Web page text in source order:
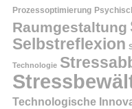
Prozessoptimierung
Raumgestaltung
Selbstreflexion
Technologie
Technologische